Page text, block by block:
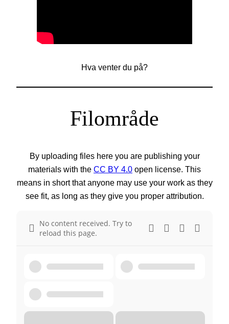
Hva venter du på?
Filområde
By uploading files here you are publishing your
materials with the CC BY 4.0 open license. This
means in short that anyone may use your work as they
see fit, as long as they give you proper attribution.
No content received. Try to
reload this page.